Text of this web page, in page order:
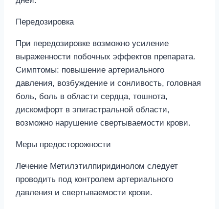
Передозировка
При передозировке возможно усиление
выраженности побочных эффектов препарата.
Симптомы: повышение артериального
давления, возбуждение и сонливость, головная
боль, боль в области сердца, тошнота,
дискомфорт в эпигастральной области,
возможно нарушение свертываемости крови.
Меры предосторожности
Лечение Метилэтилпиридинолом следует
проводить под контролем артериального
давления и свертываемости крови.